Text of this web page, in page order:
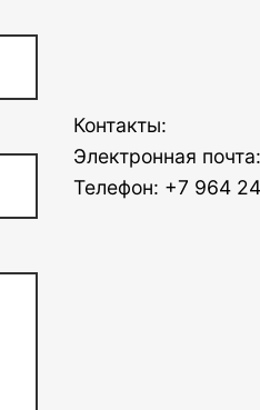
Контакты:
Электронная
Телефон: +7 964